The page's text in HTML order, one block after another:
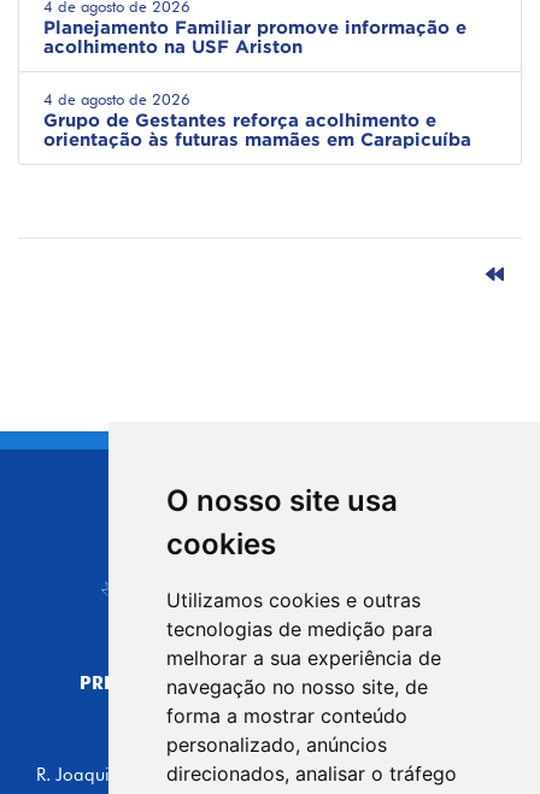
O nosso site usa
cookies
Utilizamos cookies e outras
tecnologias de medição para
melhorar a sua experiência de
navegação no nosso site, de
forma a mostrar conteúdo
personalizado, anúncios
direcionados, analisar o tráfego
4 de agosto de 2026
Planejamento Familiar promove informação e
acolhimento na USF Ariston
4 de agosto de 2026
Grupo de Gestantes reforça acolhimento e
orientação às futuras mamães em Carapicuíba
CIDADE DE
Carapicuíba
PREFEITURA MUNICIPAL DE CARAPICUÍBA
CNPJ: 44.892.693/0001-40
CENTRO ADMINISTRATIVO
R. Joaquim das Neves, 211 - Vila Caldas, Carapicuíba/SP